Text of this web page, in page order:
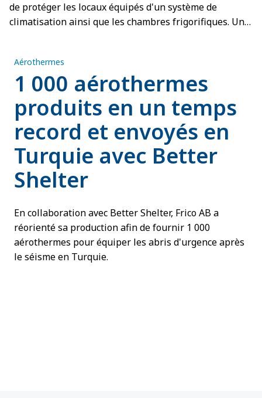
de protéger les locaux équipés d'un système de
climatisation ainsi que les chambres frigorifiques. Un
confortable et diminue les pertes d'énergie au niveau
des portes et des entrées.
Aérothermes
1 000 aérothermes
produits en un temps
record et envoyés en
Turquie avec Better
Shelter
En collaboration avec Better Shelter, Frico AB a
réorienté sa production afin de fournir 1 000
aérothermes pour équiper les abris d'urgence après
le séisme en Turquie.